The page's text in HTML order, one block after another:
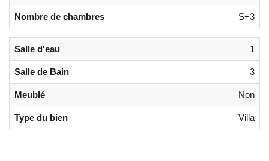
Nombre de chambres S+3
Salle d'eau 1
Salle de Bain 3
Meublé Non
Type du bien Villa